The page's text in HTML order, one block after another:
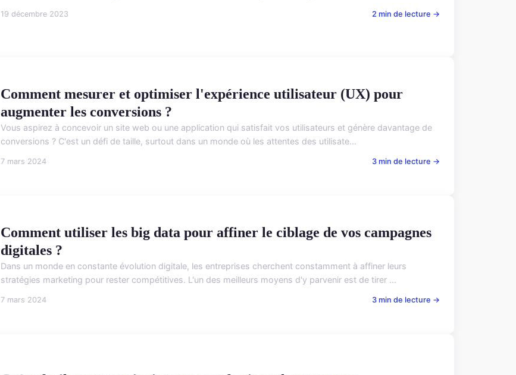
19 décembre 2023 2 min de lecture →
Comment mesurer et optimiser l'expérience utilisateur (UX) pour
augmenter les conversions ?
Vous aspirez à concevoir un site web ou une application qui satisfait vos utilisateurs et génère davantage de
conversions ? C'est un défi de taille, surtout dans un monde où les attentes des utilisate...
7 mars 2024 3 min de lecture →
Comment utiliser les big data pour affiner le ciblage de vos campagnes
digitales ?
Dans un monde en constante évolution digitale, les entreprises cherchent constamment à affiner leurs
stratégies marketing pour rester compétitives. L'un des meilleurs moyens d'y parvenir est de tirer ...
7 mars 2024 3 min de lecture →